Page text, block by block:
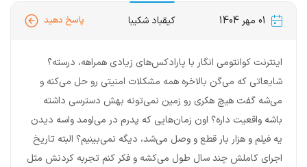
01 مهر 1404 کیقباد شکیبا پاسخ دهید
اینترنت کوانتومی انگار با پارادکس‌های زیادی همراهه، درسته؟
شایعاتی که می‌گن بالاخره همه مشکلات امنیتی رو حل می‌کنه و
می‌شه گفت هیچ هکری رو زمین نمی‌تونه بهش دسترسی داشته
باشه واقعیت داره؟ اون زمان‌هایی که پدرم در می‌اومد واسه دیدن
یه فیلم و هزار بار قطع و وصل می‌شد، دیگه نمی‌بینیم؟ البته تاریخ
اجرای کاملش چند سال طول می‌کشه و فکر کنم تجربه کردنش مثل